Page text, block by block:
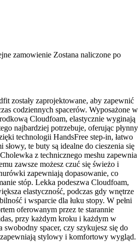
zamowienie Zostana naliczone po
zostały zaprojektowane, aby zapewnić
codziennych spacerów. Wyposażone w
Cloudfoam, elastycznie wyginają
najbardziej potrzebuje, oferując płynny
technologii HandsFree step-in, łatwo
słowy, te buty są idealne do cieszenia się
z technicznego meshu zapewnia
zawsze możesz czuć się świeżo i
zapewniają dopasowanie, co
stóp. Lekka podeszwa Cloudfoam,
elastyczność, podczas gdy wnętrze
i wsparcie dla łuku stopy. W pełni
oferowanym przez te starannie
przy każdym kroku i każdym w
spacer, czy szykujesz się do
stylowy i komfortowy wygląd.